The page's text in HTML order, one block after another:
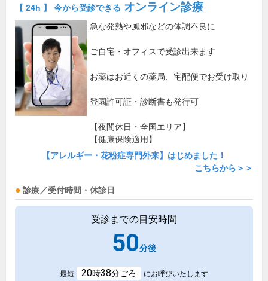
【 24h 】 今から受診できる オンライン診療
急な発熱や風邪などの体調不良に
ご自宅・オフィスで受診出来ます
お薬はお近くの薬局、宅配便でお受け取り
登園許可証・診断書も発行可
【夜間休日・全国エリア】
【健康保険適用】
【アレルギー・花粉症専門外来】はじめました！
こちらから＞＞
診療／受付時間・休診日
受診までの目安時間
50分後
最短 20時38分ごろ にお呼びいたします